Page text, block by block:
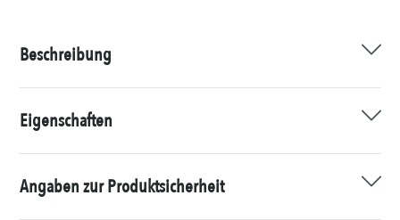
Beschreibung
Eigenschaften
Angaben zur Produktsicherheit